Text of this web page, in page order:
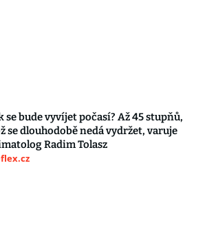
se bude vyvíjet počasí? Až 45 stupňů,
se dlouhodobě nedá vydržet, varuje
Radim Tolasz